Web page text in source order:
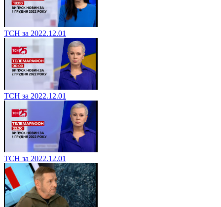
ТСН за 2022.12.01
ТСН за 2022.12.01
ТСН за 2022.12.01